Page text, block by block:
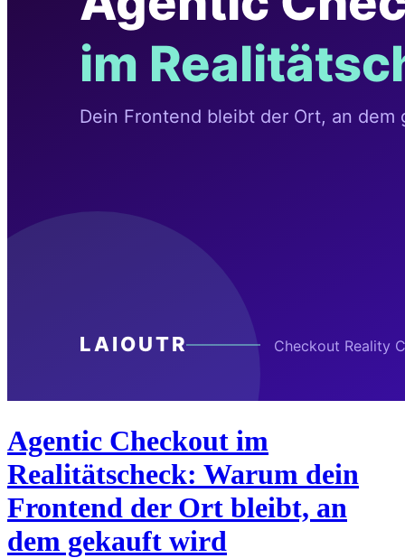
Agentic Checkout im
Realitätscheck: Warum dein
Frontend der Ort bleibt, an
dem gekauft wird